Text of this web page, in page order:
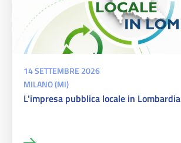
14 SETTEMBRE 2026
MILANO (MI)
L'impresa pubblica locale in Lombardia